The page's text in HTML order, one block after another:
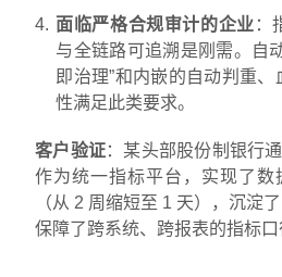
面临严格合规审计的企业 ：
与全链路可追溯是刚需。自
即治理”和内嵌的自动判重
性满足此类要求。
客户验证：某头部股份制银行
作为统一指标平台，实现了数
（从 2 周缩短至 1 天），沉淀了
保障了跨系统、跨报表的指标口